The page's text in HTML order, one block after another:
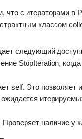
что с итераторами в
классом
следующий
StopIteration,
self. Это позволяет
ожидается
Проверяет наличие у